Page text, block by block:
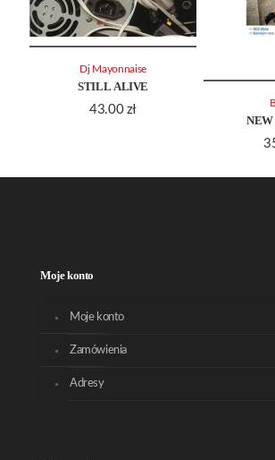
STILL ALIVE
43.00 zł
Dj Mayonnaise
Moje konto
Moje konto
Zamówienia
Adresy